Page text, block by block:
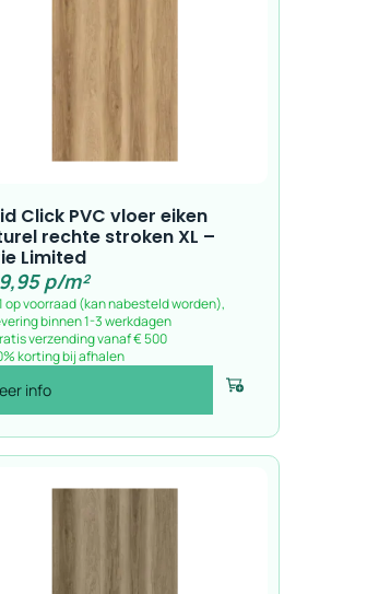
Click PVC vloer eiken
rechte stroken XL –
Limited
p/m²
op voorraad (kan nabesteld worden),
binnen 1-3 werkdagen
verzending vanaf € 500
korting bij afhalen
info Voeg toe